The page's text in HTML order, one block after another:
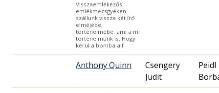
Visszaemlékezős
emlékmezsgyéken
szállunk vissza két író
elméjébe,
történelmébe, ami a mi
történelmünk is. Hogy
kerül a bomba a f
Anthony Quinn
Csengery
Judit
Peidl